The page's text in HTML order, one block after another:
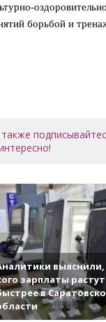
борьбой и
также
выяснили,
зарплаты растут
в